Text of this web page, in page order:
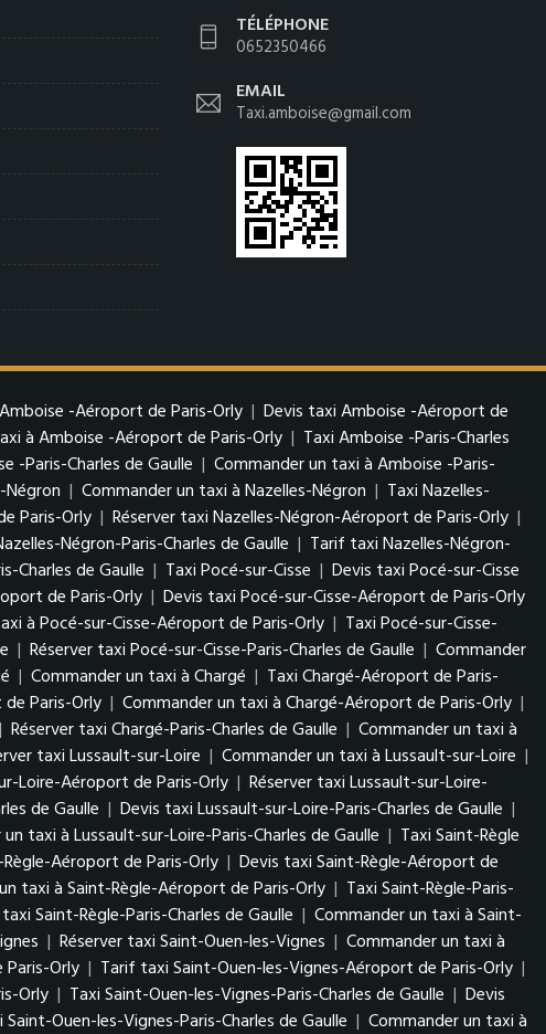
TÉLÉPHONE
0652350466
EMAIL
Taxi.amboise@gmail.com
-Aéroport de Paris-Orly | Devis taxi Amboise -Aéroport de
à Amboise -Aéroport de Paris-Orly | Taxi Amboise -Paris-Charles
-Paris-Charles de Gaulle | Commander un taxi à Amboise -Paris-
Négron | Commander un taxi à Nazelles-Négron | Taxi Nazelles-
Paris-Orly | Réserver taxi Nazelles-Négron-Aéroport de Paris-Orly |
Négron-Paris-Charles de Gaulle | Tarif taxi Nazelles-Négron-
Charles de Gaulle | Taxi Pocé-sur-Cisse | Devis taxi Pocé-sur-Cisse
de Paris-Orly | Devis taxi Pocé-sur-Cisse-Aéroport de Paris-Orly
à Pocé-sur-Cisse-Aéroport de Paris-Orly | Taxi Pocé-sur-Cisse-
| Réserver taxi Pocé-sur-Cisse-Paris-Charles de Gaulle | Commander
| Commander un taxi à Chargé | Taxi Chargé-Aéroport de Paris-
Paris-Orly | Commander un taxi à Chargé-Aéroport de Paris-Orly |
| Réserver taxi Chargé-Paris-Charles de Gaulle | Commander un taxi à
taxi Lussault-sur-Loire | Commander un taxi à Lussault-sur-Loire |
Loire-Aéroport de Paris-Orly | Réserver taxi Lussault-sur-Loire-
de Gaulle | Devis taxi Lussault-sur-Loire-Paris-Charles de Gaulle |
taxi à Lussault-sur-Loire-Paris-Charles de Gaulle | Taxi Saint-Règle
Aéroport de Paris-Orly | Devis taxi Saint-Règle-Aéroport de
taxi à Saint-Règle-Aéroport de Paris-Orly | Taxi Saint-Règle-Paris-
Saint-Règle-Paris-Charles de Gaulle | Commander un taxi à Saint-
| Réserver taxi Saint-Ouen-les-Vignes | Commander un taxi à
Orly | Tarif taxi Saint-Ouen-les-Vignes-Aéroport de Paris-Orly |
Orly | Taxi Saint-Ouen-les-Vignes-Paris-Charles de Gaulle | Devis
Ouen-les-Vignes-Paris-Charles de Gaulle | Commander un taxi à